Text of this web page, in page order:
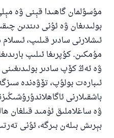
مۇسۇلمان گاھىدا قېنى ۋە
بولىدىغان ۋە ئۇنى دىندىن
ئىشلارنى سادىر قىلىپ،
مۇمكىن. كۇپرىغا ئىلىپ
ۋە ئەڭ كۆپ سادىر
ئىبارەت بولۇپ، تۆۋەندە
باشقىلارنى
ۋە ساغلاملىق ئۈمىد قىلغان
بېرىش بىلەن بىرگە، ئۇنى